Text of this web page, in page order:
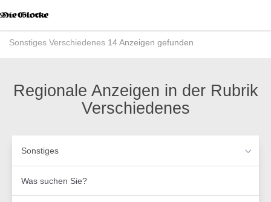
Modus
aktivieren
zur
Inhalt
Sonstiges Verschiedenes 14 Anzeigen gefunden
Regionale Anzeigen in der Rubrik
Verschiedenes
Sonstiges
suchen
Sie?